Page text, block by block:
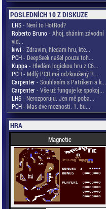
POSLEDNÍCH 10 Z DISKUZE
LHS- Není to HotRod?
Roberto Bruno- Ahoj, sháním závodní
vid...
kiwi - Zdravim, hledam hru, kte...
PCH- DeepSeek našel pouze toh...
Kuppa - Hledám logickou hru z C6...
PCH- Mdlý PCH má odzkoušený R...
Carpenter- Souhlasím s Patrikem a k...
Carpenter- Vše už funguje ke spokoj...
LHS- Nerozporuju. Jen mě poba...
PCH- Mas dve moznosti. 1. bu...
HRA
Magnetic